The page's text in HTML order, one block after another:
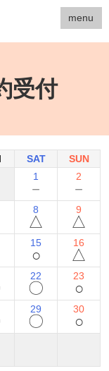
menu
受付
SAT
SUN
1
－
2
－
8
△
9
△
15
○
16
△
22
〇
23
○
29
〇
30
○